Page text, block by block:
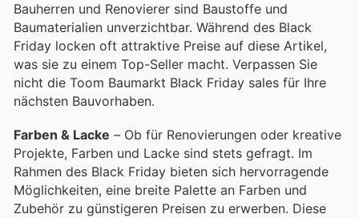
Bauherren und Renovierer sind Baustoffe und
Baumaterialien unverzichtbar. Während des Black
Friday locken oft attraktive Preise auf diese Artikel,
was sie zu einem Top-Seller macht. Verpassen Sie
nicht die Toom Baumarkt Black Friday sales für Ihre
nächsten Bauvorhaben.
Farben & Lacke – Ob für Renovierungen oder kreative
Projekte, Farben und Lacke sind stets gefragt. Im
Rahmen des Black Friday bieten sich hervorragende
Möglichkeiten, eine breite Palette an Farben und
Zubehör zu günstigeren Preisen zu erwerben. Diese